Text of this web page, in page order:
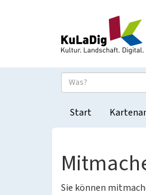
Start
Sie können